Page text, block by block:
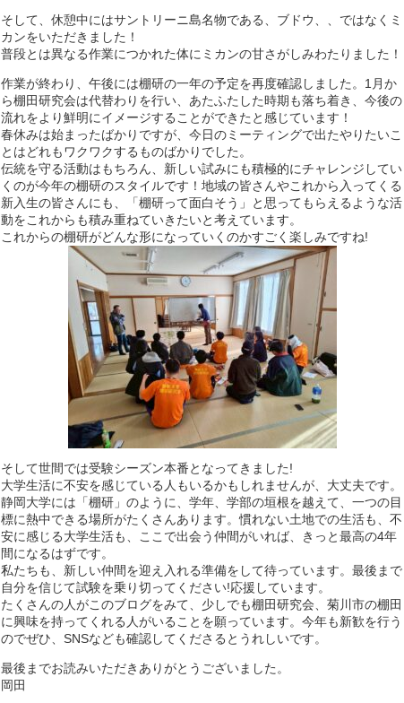
そして、休憩中にはサントリーニ島名物である、ブドウ、、ではなくミ
カンをいただきました！
普段とは異なる作業につかれた体にミカンの甘さがしみわたりました！
作業が終わり、午後には棚研の一年の予定を再度確認しました。1月か
ら棚田研究会は代替わりを行い、あたふたした時期も落ち着き、今後の
流れをより鮮明にイメージすることができたと感じています！
春休みは始まったばかりですが、今日のミーティングで出たやりたいこ
とはどれもワクワクするものばかりでした。
伝統を守る活動はもちろん、新しい試みにも積極的にチャレンジしてい
くのが今年の棚研のスタイルです！地域の皆さんやこれから入ってくる
新入生の皆さんにも、「棚研って面白そう」と思ってもらえるような活
動をこれからも積み重ねていきたいと考えています。
これからの棚研がどんな形になっていくのかすごく楽しみですね!
そして世間では受験シーズン本番となってきました!
大学生活に不安を感じている人もいるかもしれませんが、大丈夫です。
静岡大学には「棚研」のように、学年、学部の垣根を越えて、一つの目
標に熱中できる場所がたくさんあります。慣れない土地での生活も、不
安に感じる大学生活も、ここで出会う仲間がいれば、きっと最高の4年
間になるはずです。
私たちも、新しい仲間を迎え入れる準備をして待っています。最後まで
自分を信じて試験を乗り切ってください!応援しています。
たくさんの人がこのブログをみて、少しでも棚田研究会、菊川市の棚田
に興味を持ってくれる人がいることを願っています。今年も新歓を行う
のでぜひ、SNSなども確認してくださるとうれしいです。
最後までお読みいただきありがとうございました。
岡田